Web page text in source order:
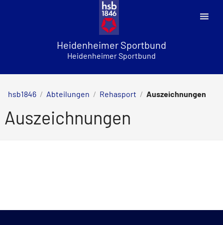
Heidenheimer Sportbund
Heidenheimer Sportbund
hsb1846 / Abteilungen / Rehasport / Auszeichnungen
Auszeichnungen